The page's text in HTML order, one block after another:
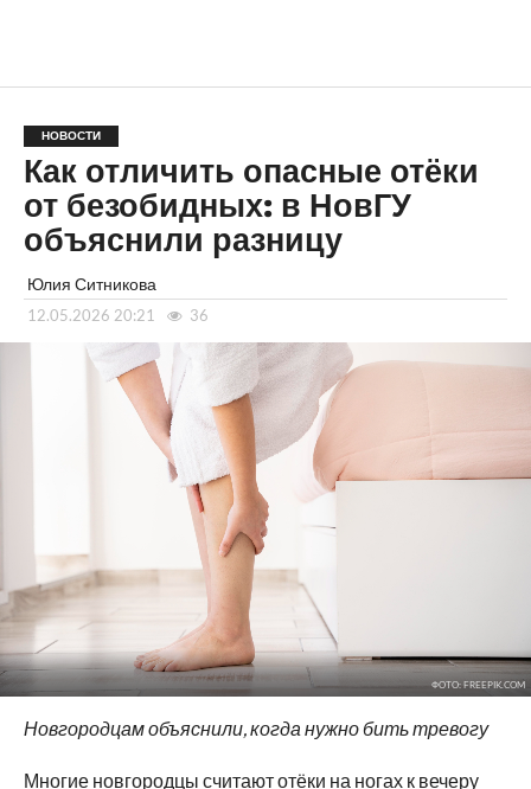
НОВОСТИ
Как отличить опасные отёки
от безобидных: в НовГУ
объяснили разницу
Юлия Ситникова
12.05.2026 20:21 36
ФОТО: FREEPIK.COM
Новгородцам объяснили, когда нужно бить тревогу
Многие новгородцы считают отёки на ногах к вечеру